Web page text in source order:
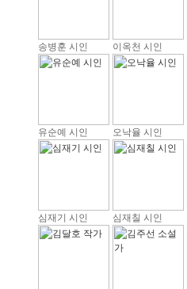
송병훈 시인 이옥천 시인
유순예 시인 오낙율 시인
심재기 시인 심재칠 시인